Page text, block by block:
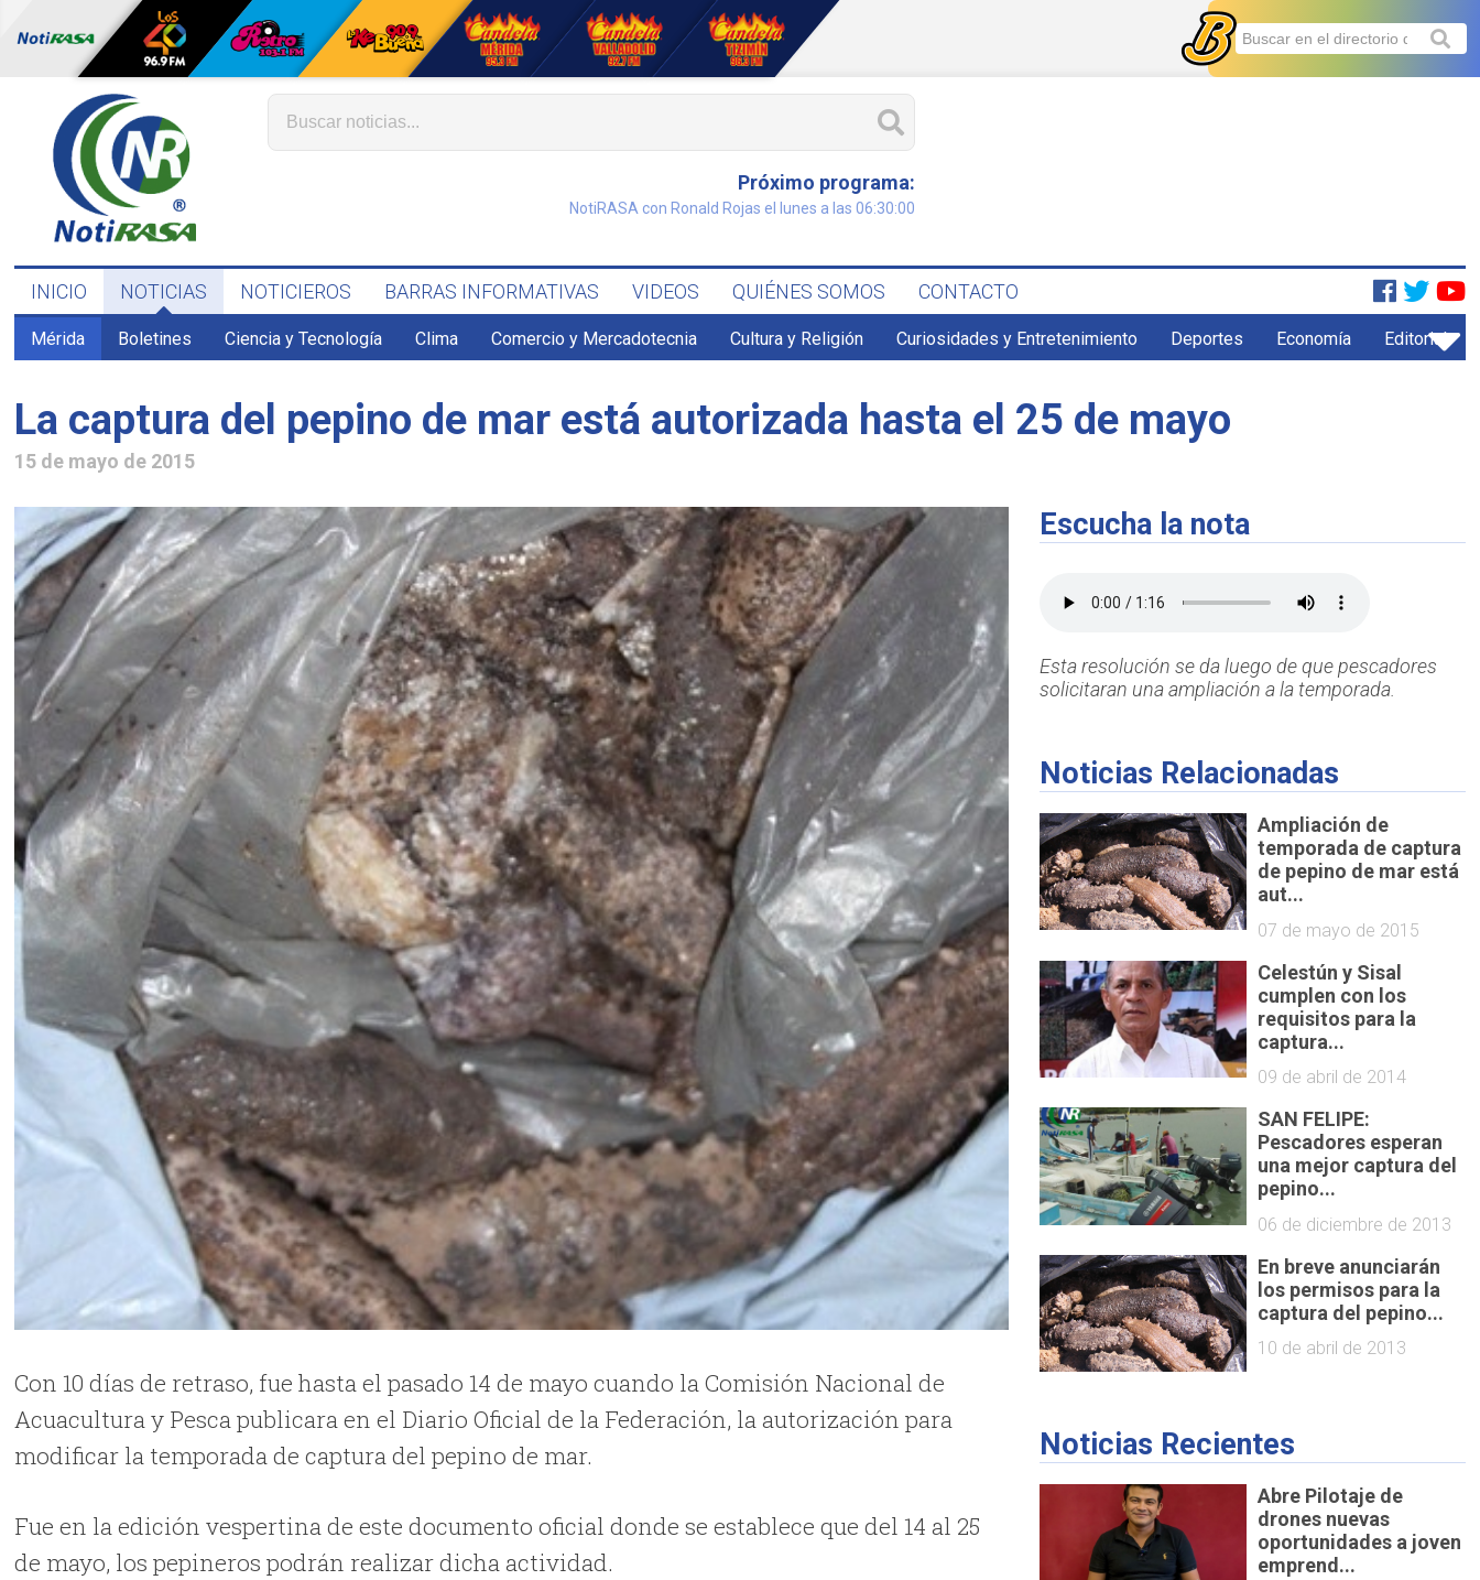
Próximo programa:
NotiRASA con Ronald Rojas el lunes a las 06:30:00
INICIO NOTICIAS NOTICIEROS BARRAS INFORMATIVAS VIDEOS QUIÉNES SOMOS CONTACTO
Mérida Boletines Ciencia y Tecnología Clima Comercio y Mercadotecnia Cultura y Religión Curiosidades y Entretenimiento Deportes Economía Editorial
La captura del pepino de mar está autorizada hasta el 25 de mayo
15 de mayo de 2015
Con 10 días de retraso, fue hasta el pasado 14 de mayo cuando la Comisión Nacional de
Acuacultura y Pesca publicara en el Diario Oficial de la Federación, la autorización para
modificar la temporada de captura del pepino de mar.
Fue en la edición vespertina de este documento oficial donde se establece que del 14 al 25
de mayo, los pepineros podrán realizar dicha actividad.
Escucha la nota
Esta resolución se da luego de que pescadores
solicitaran una ampliación a la temporada.
Noticias Relacionadas
Ampliación de
temporada de captura
de pepino de mar está
aut...
07 de mayo de 2015
Celestún y Sisal
cumplen con los
requisitos para la
captura...
09 de abril de 2014
SAN FELIPE:
Pescadores esperan
una mejor captura del
pepino...
06 de diciembre de 2013
En breve anunciarán
los permisos para la
captura del pepino...
10 de abril de 2013
Noticias Recientes
Abre Pilotaje de
drones nuevas
oportunidades a joven
emprend...